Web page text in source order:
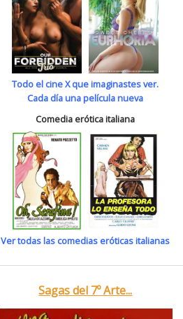
Todo el cine X que imaginastes ver.
Cada día una película nueva
Comedia erótica italiana
Ver todas las comedias eróticas italianas
Sagas del 7º Arte...